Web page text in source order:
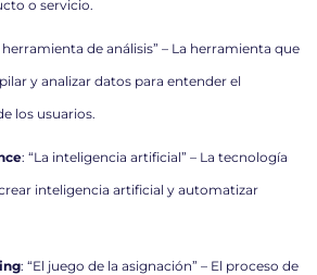
o servicio.
herramienta de análisis” – La herramienta que
y analizar datos para entender el
los usuarios.
: “La inteligencia artificial” – La tecnología
inteligencia artificial y automatizar
: “El juego de la asignación” – El proceso de